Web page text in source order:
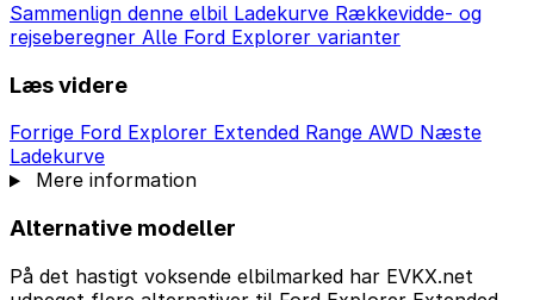
Sammenlign denne elbil Ladekurve Rækkevidde- og
rejseberegner Alle Ford Explorer varianter
Læs videre
Forrige Ford Explorer Extended Range AWD Næste
Ladekurve
Mere information
Alternative modeller
På det hastigt voksende elbilmarked har EVKX.net